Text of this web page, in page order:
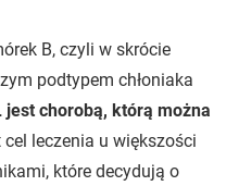
B, czyli w skrócie
podtypem chłoniaka
jest chorobą, którą można
cel leczenia u większości
które decydują o